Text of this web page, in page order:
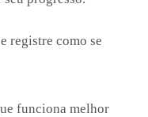
registre como se
funciona melhor